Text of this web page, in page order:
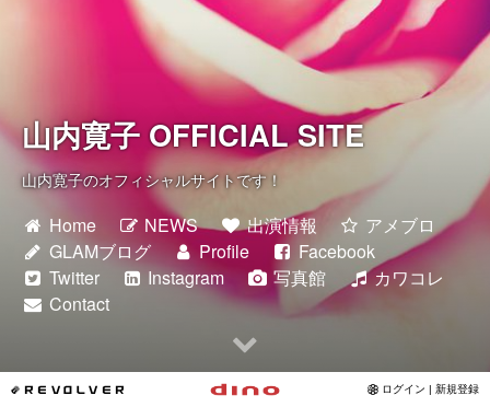
Contact
山内寛子 OFFICIAL SITE
山内寛子のオフィシャルサイトです！
Home NEWS 出演情報
アメブロ
GLAMブログ
Profile
Facebook
Twitter
Instagram 写真館
カワコレ
Contact
*REVOLVER ログイン | 新規登録